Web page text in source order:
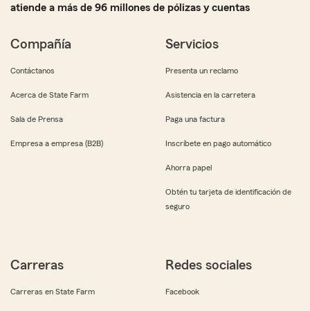
atiende a más de 96 millones de pólizas y cuentas
Compañía
Contáctanos
Acerca de State Farm
Sala de Prensa
Empresa a empresa (B2B)
Servicios
Presenta un reclamo
Asistencia en la carretera
Paga una factura
Inscríbete en pago automático
Ahorra papel
Obtén tu tarjeta de identificación de
seguro
Carreras
Carreras en State Farm
Redes sociales
Facebook